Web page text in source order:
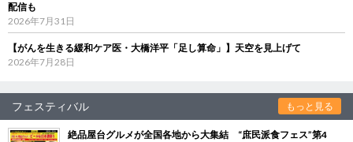
配信も
2026年7月31日
【がんを生きる緩和ケア医・大橋洋平「足し算命」】天空を見上げて
2026年7月28日
フェスティバル もっと見る
絶品屋台グルメが全国各地から大集結 “庶民派食フェス”第4